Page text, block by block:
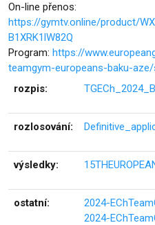
On-line přenos:
https://gymtv.online/product/
B1XRK1lW82Q
Program: https://
teamgym-europeans-baku-aze/
rozpis:
rozlosování:
výsledky:
ostatní:
2024-
2024-